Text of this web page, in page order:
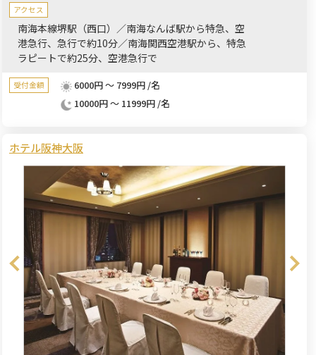
アクセス
南海本線堺駅（西口）／南海なんば駅から特急、空
港急行、急行で約10分／南海関西空港駅から、特急
ラピートで約25分、空港急行で
受付金額
6000円 ～ 7999円 /名
10000円 ～ 11999円 /名
ホテル阪神大阪